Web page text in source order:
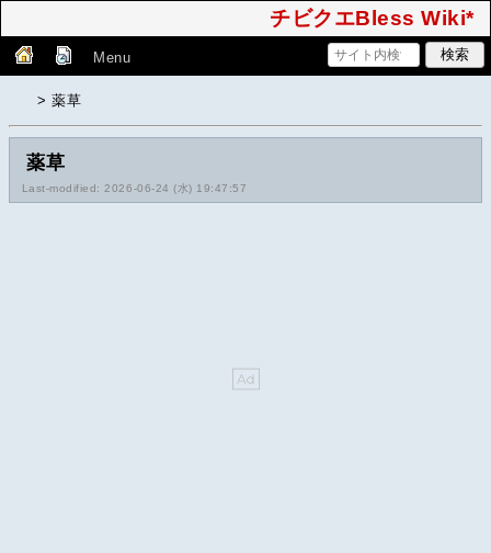
チビクエBless Wiki*
Menu
> 薬草
薬草
Last-modified: 2026-06-24 (水) 19:47:57